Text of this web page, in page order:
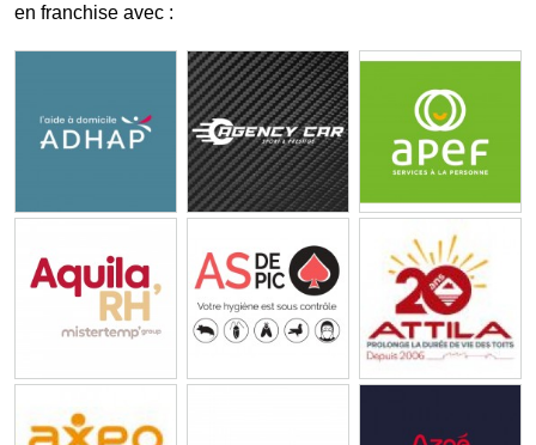
en franchise avec :